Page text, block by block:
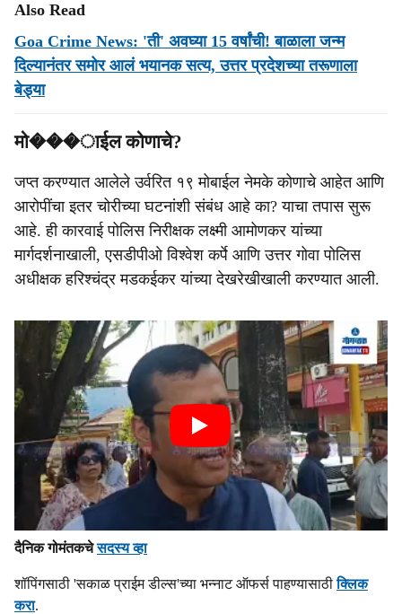
Also Read
Goa Crime News: 'ती' अवघ्या 15 वर्षांची! बाळाला जन्म
दिल्यानंतर समोर आलं भयानक सत्य, उत्तर प्रदेशच्या तरूणाला
बेड्या
मो���ाईल कोणाचे?
जप्त करण्यात आलेले उर्वरित १९ मोबाईल नेमके कोणाचे आहेत आणि
आरोपींचा इतर चोरीच्या घटनांशी संबंध आहे का? याचा तपास सुरू
आहे. ही कारवाई पोलिस निरीक्षक लक्ष्मी आमोणकर यांच्या
मार्गदर्शनाखाली, एसडीपीओ विश्वेश कर्पे आणि उत्तर गोवा पोलिस
अधीक्षक हरिश्चंद्र मडकईकर यांच्या देखरेखीखाली करण्यात आली.
दैनिक गोमंतकचेसदस्य व्हा
शॉपिंगसाठी 'सकाळ प्राईम डील्स'च्या भन्नाट ऑफर्स पाहण्यासाठीक्लिक
करा.